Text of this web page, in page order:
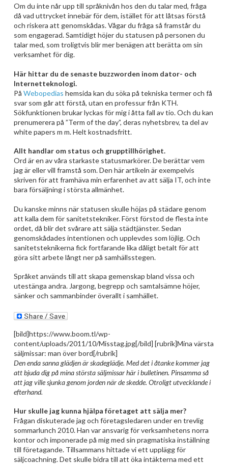
Om du inte når upp till språknivån hos den du talar med, fråga
då vad uttrycket innebär för dem, istället för att låtsas förstå
och riskera att genomskådas. Vågar du fråga så framstår du
som engagerad. Samtidigt höjer du statusen på personen du
talar med, som troligtvis blir mer benägen att berätta om sin
verksamhet för dig.
Här hittar du de senaste buzzworden inom dator- och
Internetteknologi.
På Webopedias hemsida kan du söka på tekniska termer och få
svar som går att förstå, utan en professur från KTH.
Sökfunktionen brukar lyckas för mig i åtta fall av tio. Och du kan
prenumerera på ”Term of the day”, deras nyhetsbrev, ta del av
white papers m m. Helt kostnadsfritt.
Allt handlar om status och grupptillhörighet.
Ord är en av våra starkaste statusmarkörer. De berättar vem
jag är eller vill framstå som. Den här artikeln är exempelvis
skriven för att framhäva min erfarenhet av att sälja IT, och inte
bara försäljning i största allmänhet.
Du kanske minns när statusen skulle höjas på städare genom
att kalla dem för sanitetstekniker. Först förstod de flesta inte
ordet, då blir det svårare att sälja städtjänster. Sedan
genomskådades intentionen och upplevdes som löjlig. Och
sanitetsteknikerna fick fortfarande lika dåligt betalt för att
göra sitt arbete långt ner på samhällsstegen.
Språket används till att skapa gemenskap bland vissa och
utestänga andra. Jargong, begrepp och samtalsämne höjer,
sänker och sammanbinder överallt i samhället.
[bild]https://www.boom.tl/wp-
content/uploads/2011/10/Misstag.jpg[/bild] [rubrik]Mina värsta
säljmissar: man över bord[/rubrik]
Den enda sanna glädjen är skadeglädje. Med det i åtanke kommer jag
att bjuda dig på mina största säljmissar här i bulletinen. Pinsamma så
att jag ville sjunka genom jorden när de skedde. Otroligt utvecklande i
efterhand.
Hur skulle jag kunna hjälpa företaget att sälja mer?
Frågan diskuterade jag och företagsledaren under en trevlig
sommarlunch 2010. Han var ansvarig för verksamhetens norra
kontor och imponerade på mig med sin pragmatiska inställning
till företagande. Tillsammans hittade vi ett upplägg för
säljcoachning. Det skulle bidra till att öka intäkterna med ett